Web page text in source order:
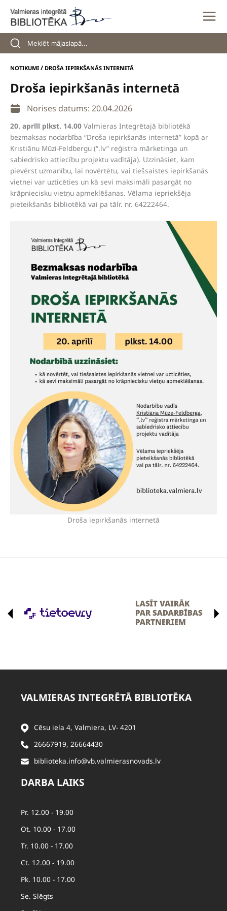
content
NOTIKUMI / DROŠA IEPIRKŠANĀS INTERNETĀ
Droša iepirkšanās internetā
Norises datums: 20.04.2026
20. aprīlī plkst. 14.00 Valmieras Integrētajā bibliotēkā
bezmaksas nodarbība “Droša iepirkšanās internetā” kopā ar
Kristiānu Mūzi-Feldbergu (“.lv” reģistra mārketinga un
sabiedrisko attiecību projektu vadītāja). Uzzināsiet, kam
pievērst uzmanību, lai novērtētu, vai tiešsaistes iepirkšanās
vietnei var uzticēties un kā sevi maksimāli pasargāt no
krāpniecisku vietņu apmeklēšanas. Vēlama iepriekšēja
pieteikšanās bibliotēkā vai pa tālr. nr. 64222464.
Droša iepirkšanās internetā
VALMIERAS INTEGRĒTĀ BIBLIOTĒKA
Cēsu iela 4, Valmiera, LV- 4201
26667919, 26664430
biblioteka.info@vb.valmierasnovads.lv
DARBA LAIKS
Pr. 12.00 - 19.00
Ot. 10.00 - 17.00
Tr. 10.00 - 17.00
Ct. 12.00 - 19.00
Pk. 10.00 - 17.00
Se. Slēgts